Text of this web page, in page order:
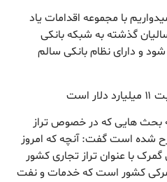
با مجموعه اقدامات یاد
گذشته به شبکه بانکی
و دارای نظام بانکی سالم
است
به بحث هایی که در خصوص تراز
شده است گفت: آنچه که امروز
گمرک با عنوان تراز تجاری کشور
کشور است که خدمات و نفت